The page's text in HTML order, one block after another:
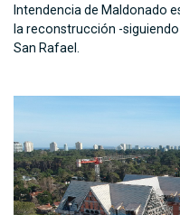
Intendencia de Maldonado
la reconstrucción -
San Rafael.